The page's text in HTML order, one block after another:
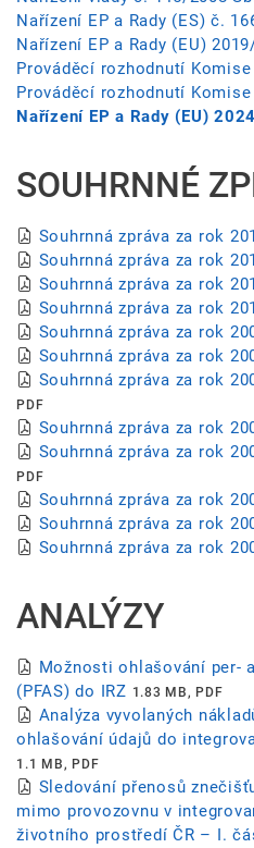
Nařízení EP a Rady (ES) č.
Nařízení EP a Rady (EU)
Prováděcí rozhodnutí Komise
Prováděcí rozhodnutí
Nařízení EP a Rady (EU)
SOUHRNNÉ
Souhrnná zpráva za rok
Souhrnná zpráva za rok
Souhrnná zpráva za rok
Souhrnná zpráva za rok
Souhrnná zpráva za rok
Souhrnná zpráva za rok
Souhrnná zpráva za rok
PDF
Souhrnná zpráva za rok
Souhrnná zpráva za rok
PDF
Souhrnná zpráva za rok
Souhrnná zpráva za rok
Souhrnná zpráva za rok
ANALÝZY
Možnosti ohlašování per-
(PFAS) do IRZ 1.83 MB, PDF
Analýza vyvolaných
ohlašování údajů do
1.1 MB, PDF
Sledování přenosů
mimo provozovnu v
životního prostředí ČR – I.